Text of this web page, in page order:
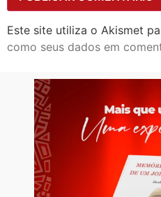
Este site utiliza o Akismet
como seus dados em